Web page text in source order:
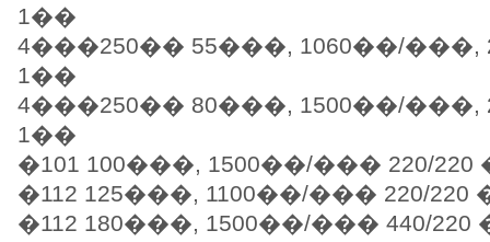
1��
4���250�� 55���, 1060��/���,
1��
4���250�� 80���, 1500��/���,
1��
�101 100���, 1500��/��� 220/
�112 125���, 1100��/��� 220/
�112 180���, 1500��/��� 440/